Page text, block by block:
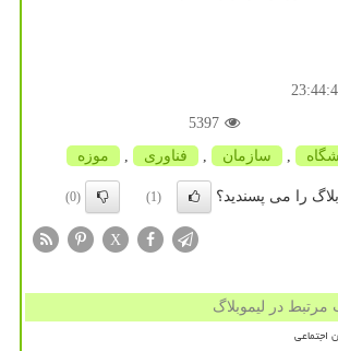
5397
سازمان فناوری موزه‌
را می پسندید؟ (1)
(0)
X
مرتبط در لیموبلاگ
اجتماعی